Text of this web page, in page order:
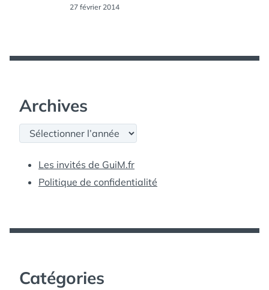
27 février 2014
Archives
Archives
Les invités de GuiM.fr
Politique de confidentialité
Catégories